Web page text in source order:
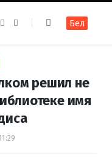
e
k
t
a
m
Бел
решил не
имя